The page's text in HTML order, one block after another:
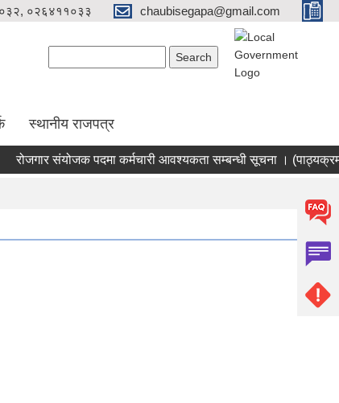
०२६४११०३३ chaubisegapa@gmail.com
स्थानीय राजपत्र
रोजगार संयोजक पदमा कर्मचारी आवश्यकता सम्बन्धी सूचना । (पाठ्यक्रम